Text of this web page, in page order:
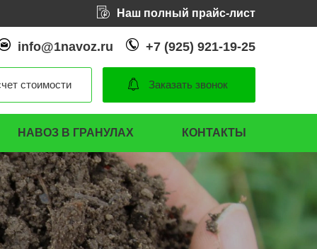
Наш полный прайс-лист
info@1navoz.ru +7 (925) 921-19-25
стоимости Заказать звонок
НАВОЗ В ГРАНУЛАХ КОНТАКТЫ